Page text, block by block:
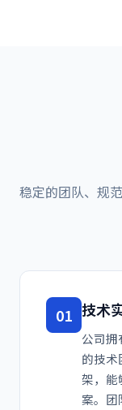
稳定的团队、规
01 技术
公司
的技术
架，能
案。团